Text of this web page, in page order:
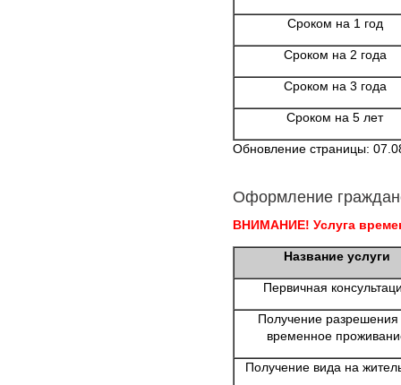
Сроком на 1 год
Сроком на 2 года
Сроком на 3 года
Сроком на 5 лет
Обновление страницы:
Оформление
ВНИМАНИЕ! Услуга
Название услуги
Первичная
Получение разрешения
временное
Получение вида на